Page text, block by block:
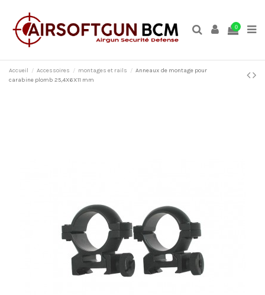
0
Accueil Accessoires montages et rails
Anneaux de montage pour
carabine plomb 25,4X6X11 mm